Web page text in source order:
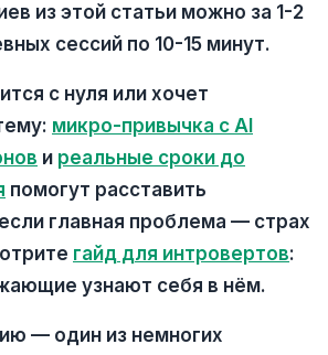
из этой статьи можно за 1-2
сессий по 10-15 минут.
с нуля или хочет
микро-привычка с AI
и реальные сроки до
помогут расставить
главная проблема — страх
гайд для интровертов:
узнают себя в нём.
— один из немногих